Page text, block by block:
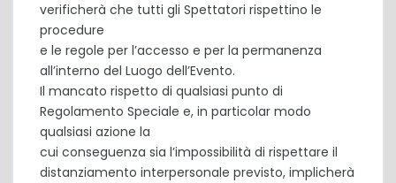
verificherà che tutti gli Spettatori rispettino le
procedure
e le regole per l’accesso e per la permanenza
all’interno del Luogo dell’Evento.
Il mancato rispetto di qualsiasi punto di
Regolamento Speciale e, in particolar modo
qualsiasi azione la
cui conseguenza sia l’impossibilità di rispettare il
distanziamento interpersonale previsto, implicherà